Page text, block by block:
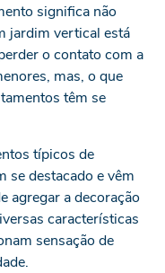
significa não
jardim vertical está
o contato com a
mas, o que
têm se
típicos de
se destacado e vêm
agregar a decoração
características
sensação de